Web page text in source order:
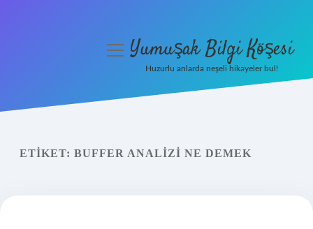
Yasal Uyarı
menüyüYumuşak Bilgi Köşesi
Huzurlu anlarda neşeli hikayeler bul!
ETIKET: BUFFER ANALIZI NE DEMEK